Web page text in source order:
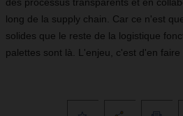
long de la supply chain. Car ce n'est
solides que le reste de la logistique
palettes sont là. L'enjeu, c'est d'en